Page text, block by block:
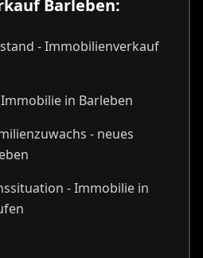
Barleben:
- Immobilienverkauf
in Barleben
- neues
- Immobilie in